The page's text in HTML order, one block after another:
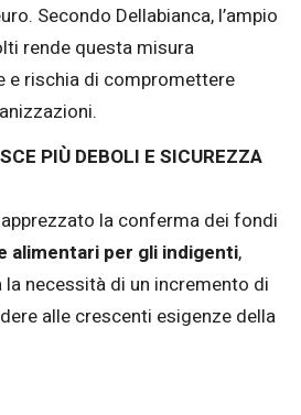
Secondo Dellabianca, l’ampio
rende questa misura
e rischia di compromettere
PIÙ DEBOLI E SICUREZZA
apprezzato la conferma dei fondi
alimentari per gli indigenti,
necessità di un incremento di
alle crescenti esigenze della